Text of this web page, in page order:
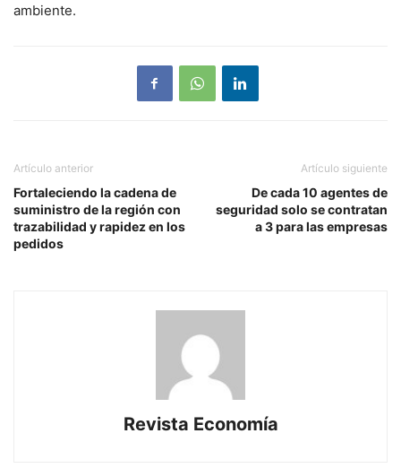
ambiente.
Artículo anterior
Fortaleciendo la cadena de
suministro de la región con
trazabilidad y rapidez en los
pedidos
Artículo siguiente
De cada 10 agentes de
seguridad solo se contratan
a 3 para las empresas
Revista Economía